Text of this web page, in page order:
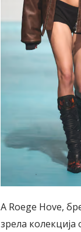
A Roege Hove,
зрела